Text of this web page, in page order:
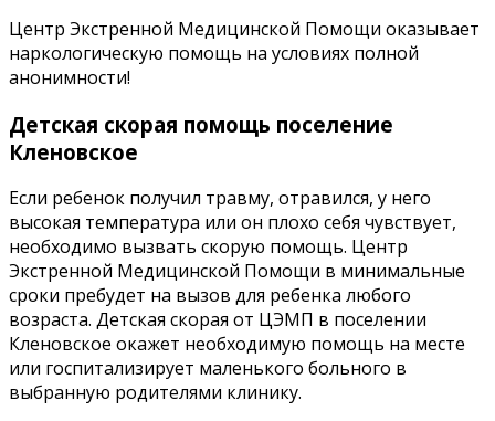
Центр Экстренной Медицинской Помощи оказывает
наркологическую помощь на условиях полной
анонимности!
Детская скорая помощь поселение
Кленовское
Если ребенок получил травму, отравился, у него
высокая температура или он плохо себя чувствует,
необходимо вызвать скорую помощь. Центр
Экстренной Медицинской Помощи в минимальные
сроки пребудет на вызов для ребенка любого
возраста. Детская скорая от ЦЭМП в поселении
Кленовское окажет необходимую помощь на месте
или госпитализирует маленького больного в
выбранную родителями клинику.